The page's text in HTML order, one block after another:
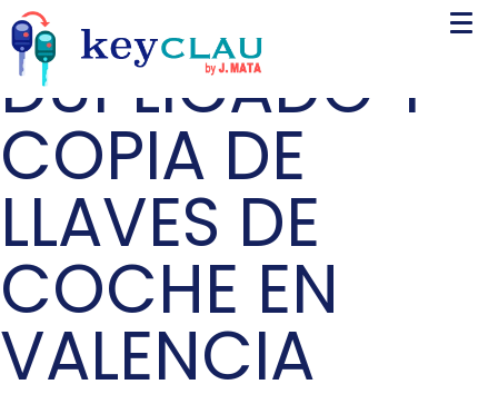
DUPLICADO Y
COPIA DE
LLAVES DE
COCHE EN
VALENCIA